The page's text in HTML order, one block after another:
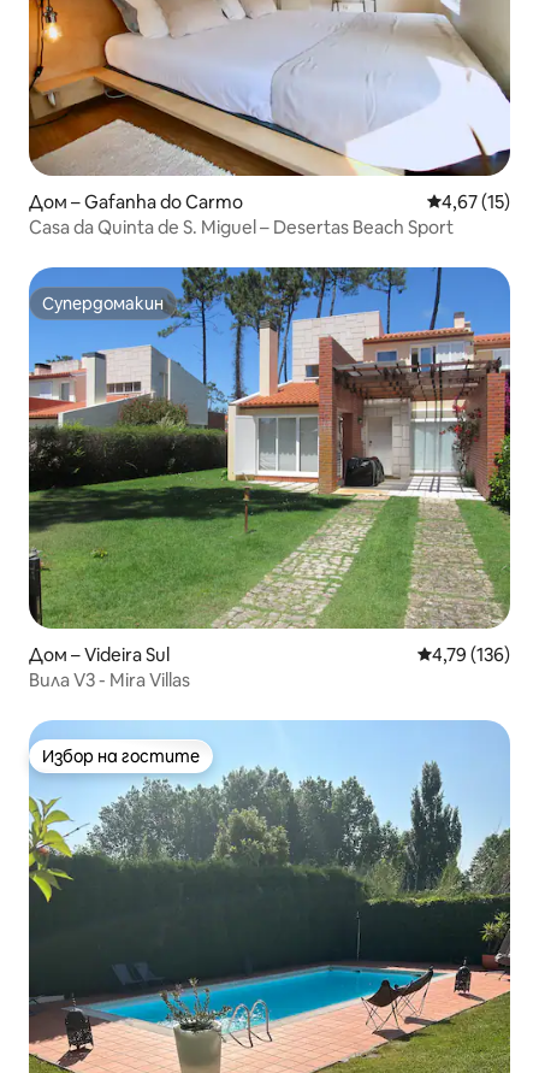
Дом – Gafanha do Carmo Средна
4,67 (15)
Casa da Quinta de S. Miguel – Desertas Beach Sport
Супердомакин
Супердомакин
Дом – Videira Sul Средна
4,79 (136)
Вила V3 - Mira Villas
Избор на гостите
Избор на гостите